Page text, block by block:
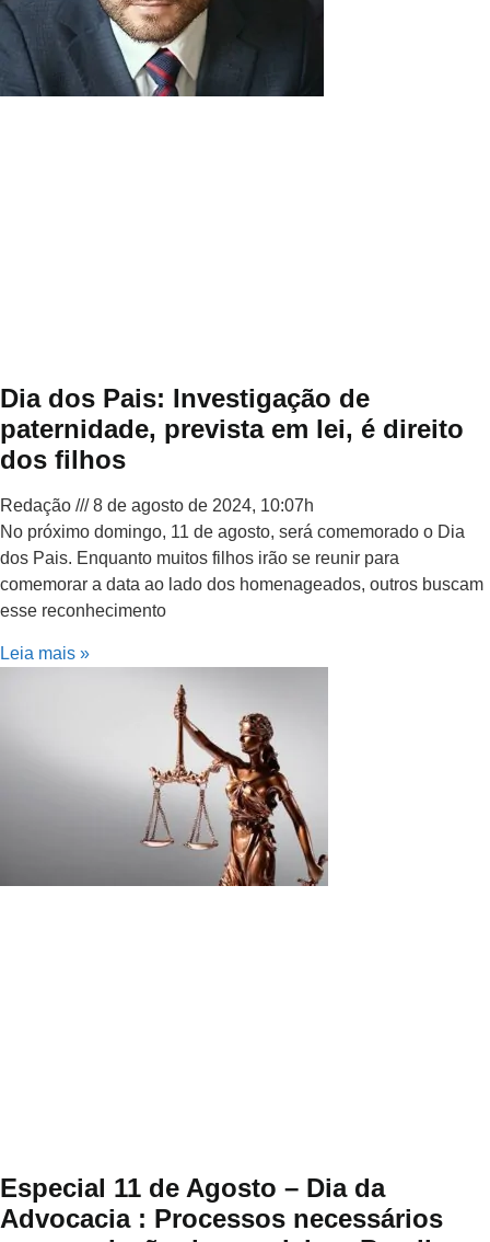
Dia dos Pais: Investigação de
paternidade, prevista em lei, é direito
dos filhos
Redação
8 de agosto de 2024, 10:07h
No próximo domingo, 11 de agosto, será comemorado o Dia
dos Pais. Enquanto muitos filhos irão se reunir para
comemorar a data ao lado dos homenageados, outros buscam
esse reconhecimento
Leia mais »
Especial 11 de Agosto – Dia da
Advocacia : Processos necessários